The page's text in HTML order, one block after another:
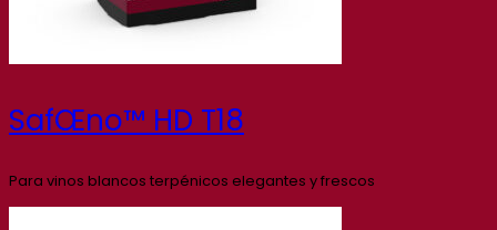
SafŒno™ HD T18
Para vinos blancos terpénicos elegantes y frescos